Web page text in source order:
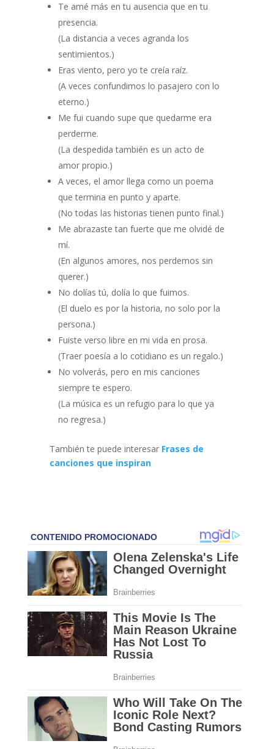
Te amé más en tu ausencia que en tu
presencia.
(La distancia a veces agranda los
sentimientos.)
Eras viento, pero yo te creía raíz.
(A veces confundimos lo pasajero con lo
eterno.)
Me fui cuando supe que quedarme era
perderme.
(La despedida también es un acto de
amor propio.)
A veces, el amor llega como un poema
que termina en punto y aparte.
(No todas las historias tienen punto final.)
Me abrazaste tan fuerte que me olvidé de
mí.
(En algunos amores, nos perdemos sin
querer.)
No dolías tú, dolía lo que fuimos.
(El duelo es por la historia, no solo por la
persona.)
Fuiste verso libre en mi vida en prosa.
(Traer poesía a lo cotidiano es un regalo.)
No volverás, pero en mis canciones
siempre te espero.
(La música es un refugio para lo que ya
no regresa.)
También te puede interesar Frases de
canciones que inspiran